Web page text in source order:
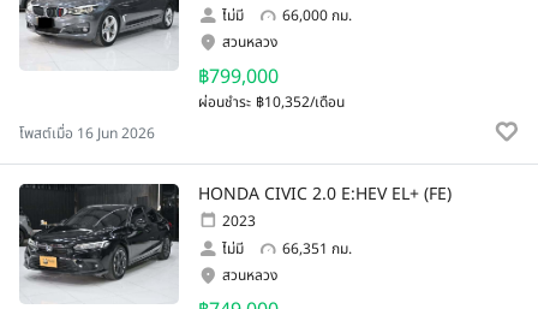
ไม่มี
66,000 กม.
฿799,000
ผ่อนชำระ ฿10,352/เดือน
สวนหลวง
โพสต์เมื่อ 16 Jun 2026
HONDA CIVIC 2.0 E:HEV EL+ (FE)
2023
ไม่มี
66,351 กม.
สวนหลวง